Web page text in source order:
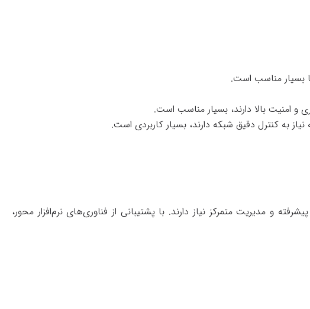
بسیار مناسب است.
و امنیت بالا دارند، بسیار مناسب است.
به کنترل دقیق شبکه دارند، بسیار کاربردی است.
و مدیریت متمرکز نیاز دارند. با پشتیبانی از فناوری‌های نرم‌افزار محور،